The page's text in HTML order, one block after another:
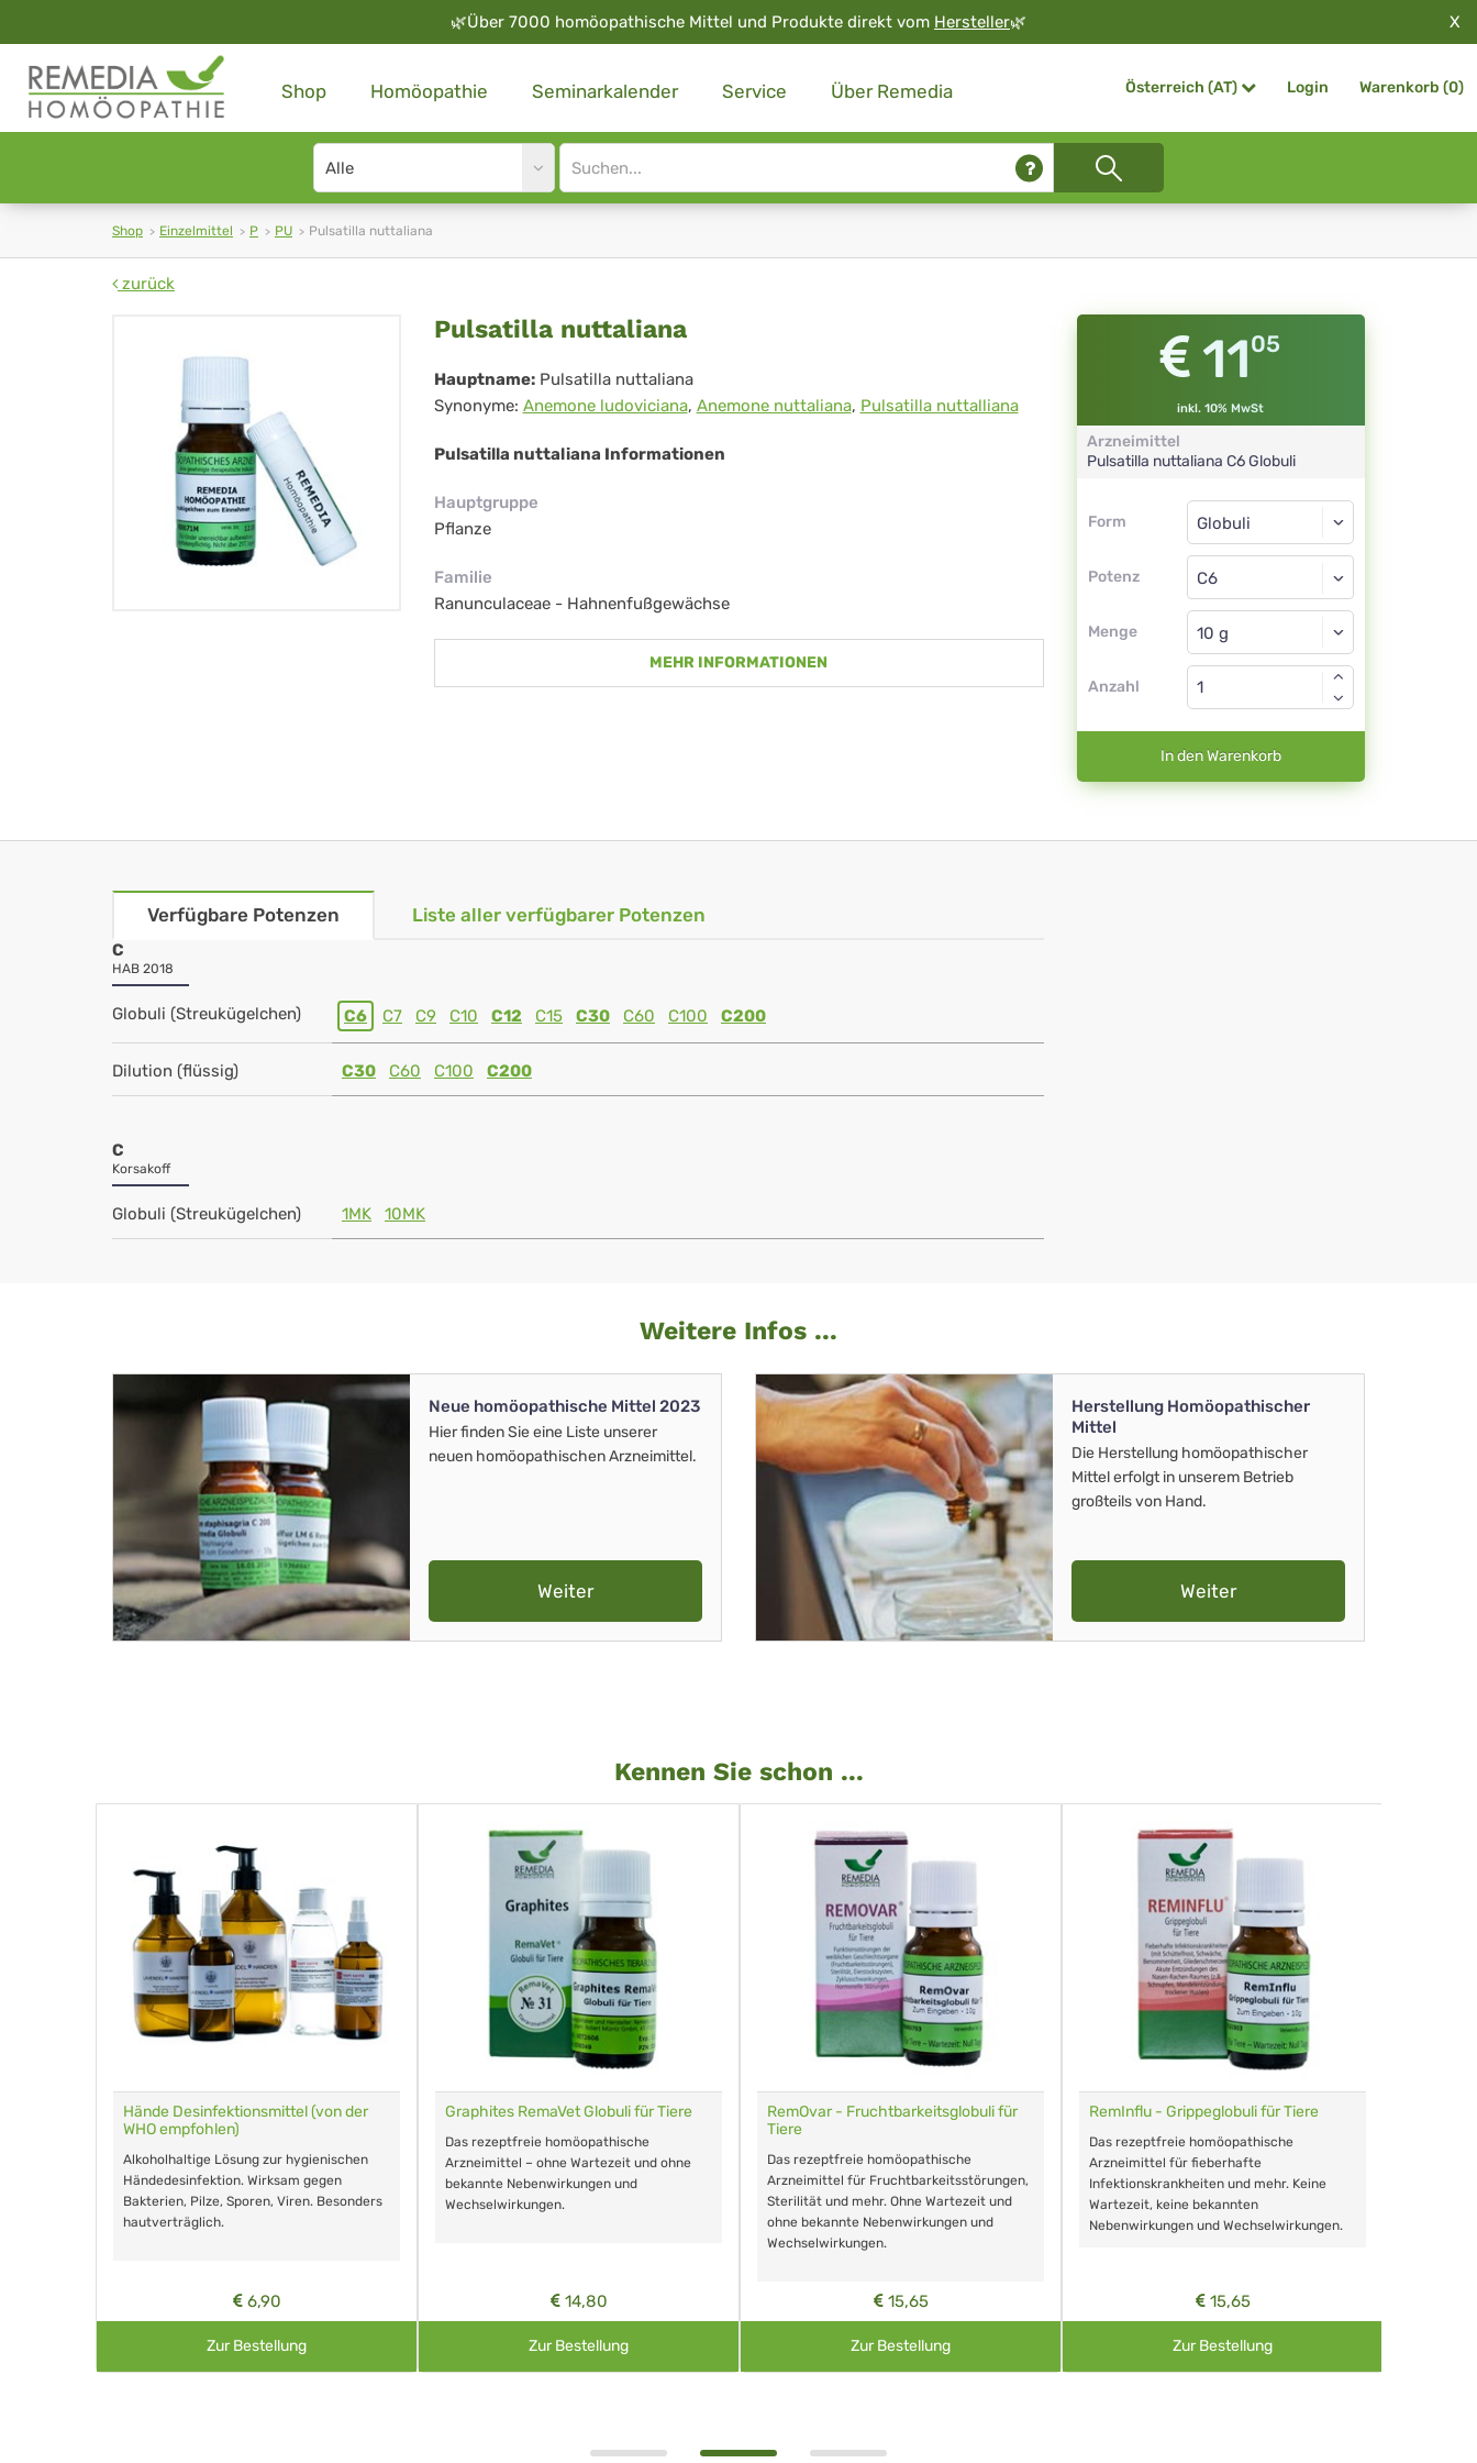
🌿Über 7000 homöopathische Mittel und Produkte direkt vom Hersteller🌿 X
Shop Homöopathie Seminarkalender Service Über Remedia Österreich (AT) Login Warenkorb (0)
Search
type
Site
search
Shop Einzelmittel P PU Pulsatilla nuttaliana
zurück
Pulsatilla
nuttaliana
Pulsatilla nuttaliana
Hauptname: Pulsatilla nuttaliana
Synonyme: Anemone ludoviciana, Anemone nuttaliana, Pulsatilla nuttalliana
Pulsatilla nuttaliana Informationen
Hauptgruppe
Pflanze
Familie
Ranunculaceae - Hahnenfußgewächse
MEHR INFORMATIONEN
1105
inkl. 10% MwSt
Arzneimittel
Pulsatilla nuttaliana C6 Globuli
Form
Form
Potenz
Globuli
C6
Menge
Globuli
Anzahl
In den Warenkorb
Verfügbare Potenzen Liste aller verfügbarer Potenzen
C
HAB 2018
Globuli (Streukügelchen) C6 C7 C9 C10 C12 C15 C30 C60 C100 C200
Dilution (flüssig) C30 C60 C100 C200
C
Korsakoff
Globuli (Streukügelchen) 1MK 10MK
Weitere Infos ...
Neue homöopathische Mittel 2023
Hier finden Sie eine Liste unserer
neuen homöopathischen Arzneimittel.
Weiter
Herstellung Homöopathischer
Mittel
Die Herstellung homöopathischer
Mittel erfolgt in unserem Betrieb
großteils von Hand.
Weiter
Kennen Sie schon ...
Hände Desinfektionsmittel (von der
WHO empfohlen)
Alkoholhaltige Lösung zur hygienischen
Händedesinfektion. Wirksam gegen
Bakterien, Pilze, Sporen, Viren. Besonders
hautverträglich.
6,90
Zur Bestellung
Graphites RemaVet Globuli für Tiere
Das rezeptfreie homöopathische
Arzneimittel – ohne Wartezeit und ohne
bekannte Nebenwirkungen und
Wechselwirkungen.
14,80
Zur Bestellung
RemOvar - Fruchtbarkeitsglobuli für
Tiere
Das rezeptfreie homöopathische
Arzneimittel für Fruchtbarkeitsstörungen,
Sterilität und mehr. Ohne Wartezeit und
ohne bekannte Nebenwirkungen und
Wechselwirkungen.
15,65
Zur Bestellung
RemInflu - Grippeglobuli für Tiere
Das rezeptfreie homöopathische
Arzneimittel für fieberhafte
Infektionskrankheiten und mehr. Keine
Wartezeit, keine bekannten
Nebenwirkungen und Wechselwirkungen.
15,65
Zur Bestellung